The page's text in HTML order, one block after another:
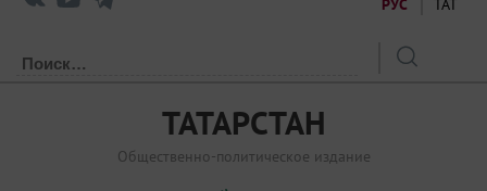
РУС ТАТ
ТАТАРСТАН
Общественно-политическое издание